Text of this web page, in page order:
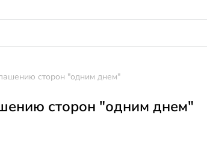
сторон "одним днем"
сторон "одним днем"